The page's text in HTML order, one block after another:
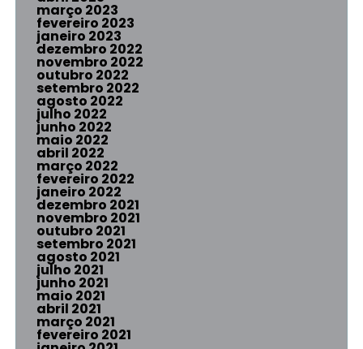
março 2023
fevereiro 2023
janeiro 2023
dezembro 2022
novembro 2022
outubro 2022
setembro 2022
agosto 2022
julho 2022
junho 2022
maio 2022
abril 2022
março 2022
fevereiro 2022
janeiro 2022
dezembro 2021
novembro 2021
outubro 2021
setembro 2021
agosto 2021
julho 2021
junho 2021
maio 2021
abril 2021
março 2021
fevereiro 2021